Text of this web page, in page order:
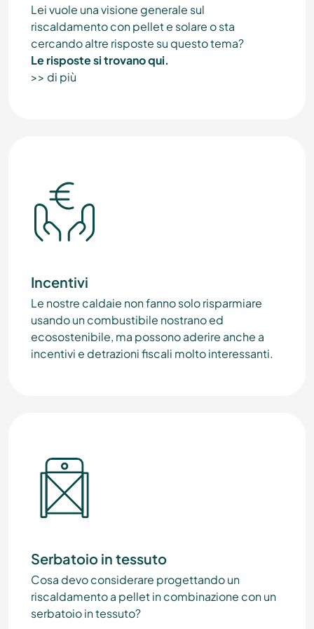
Lei vuole una visione generale sul
riscaldamento con pellet e solare o sta
cercando altre risposte su questo tema?
Le risposte si trovano qui.
>> di più
Incentivi
Le nostre caldaie non fanno solo risparmiare
usando un combustibile nostrano ed
ecosostenibile, ma possono aderire anche a
incentivi e detrazioni fiscali molto interessanti.
Serbatoio in tessuto
Cosa devo considerare progettando un
riscaldamento a pellet in combinazione con un
serbatoio in tessuto?